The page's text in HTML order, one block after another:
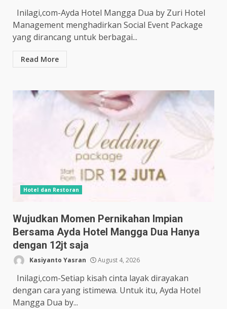
Inilagi,com-Ayda Hotel Mangga Dua by Zuri Hotel
Management menghadirkan Social Event Package
yang dirancang untuk berbagai...
Read More
Hotel dan Restoran
Wujudkan Momen Pernikahan Impian
Bersama Ayda Hotel Mangga Dua Hanya
dengan 12jt saja
Kasiyanto Yasran August 4, 2026
Inilagi,com-Setiap kisah cinta layak dirayakan
dengan cara yang istimewa. Untuk itu, Ayda Hotel
Mangga Dua by...